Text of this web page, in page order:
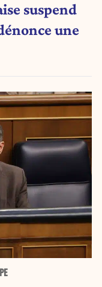
suspend
une